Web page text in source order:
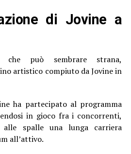
di Jovine a
che può sembrare strana,
artistico compiuto da Jovine in
ha partecipato al programma
in gioco fra i concorrenti,
alle spalle una lunga carriera
all’attivo.